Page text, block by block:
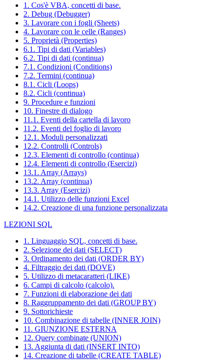
1. Cos'è VBA, concetti di base.
2. Debug (Debugger)
3. Lavorare con i fogli (Sheets)
4. Lavorare con le celle (Ranges)
5. Proprietà (Properties)
6.1. Tipi di dati (Variables)
6.2. Tipi di dati (continua)
7.1. Condizioni (Conditions)
7.2. Termini (continua)
8.1. Cicli (Loops)
8.2. Cicli (continua)
9. Procedure e funzioni
10. Finestre di dialogo
11.1. Eventi della cartella di lavoro
11.2. Eventi del foglio di lavoro
12.1. Moduli personalizzati
12.2. Controlli (Controls)
12.3. Elementi di controllo (continua)
12.4. Elementi di controllo (Esercizi)
13.1. Array (Arrays)
13.2. Array (continua)
13.3. Array (Esercizi)
14.1. Utilizzo delle funzioni Excel
14.2. Creazione di una funzione personalizzata
LEZIONI SQL
1. Linguaggio SQL, concetti di base.
2. Selezione dei dati (SELECT)
3. Ordinamento dei dati (ORDER BY)
4. Filtraggio dei dati (DOVE)
5. Utilizzo di metacaratteri (LIKE)
6. Campi di calcolo (calcolo).
7. Funzioni di elaborazione dei dati
8. Raggruppamento dei dati (GROUP BY)
9. Sottorichieste
10. Combinazione di tabelle (INNER JOIN)
11. GIUNZIONE ESTERNA
12. Query combinate (UNION)
13. Aggiunta di dati (INSERT INTO)
14. Creazione di tabelle (CREATE TABLE)